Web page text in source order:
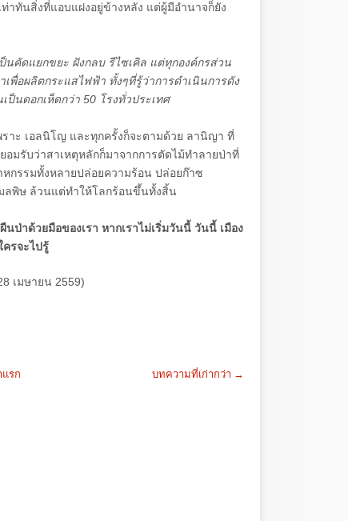
าทันสิ่งที่แอบแฝงอยู่ข้างหลัง แต่ผู้มีอำนาจก็ยัง
นคัดแยกขยะ ฝังกลบ รีไซเคิล แต่ทุกองค์กรส่วน
พื่อผลิตกระแสไฟฟ้า ทั้งๆที่รู้ว่าการดำเนินการดัง
ป็นดอกเห็ดกว่า 50 โรงทั่วประเทศ
าะ เอลนิโญ และทุกครั้งก็จะตามด้วย ลานิญา ที่
อมรับว่าสาเหตุหลักก็มาจากการตัดไม้ทำลายป่าที่
กรรมทั้งหลายปล่อยความร้อน ปล่อยก๊าซ
ลพิษ ล้วนแต่ทำให้โลกร้อนขึ้นทั้งสิ้น
าด้วยมือของเรา หากเราไม่เริ่มวันนี้ วันนี้ เมือง
รจะไปรู้
เมษายน 2559)
บทความที่เก่ากว่า →
รก